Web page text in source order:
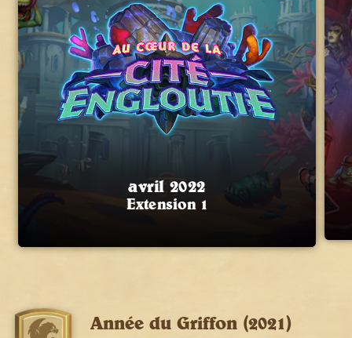
avril 2022
Extension 1
Année du Griffon (2021)